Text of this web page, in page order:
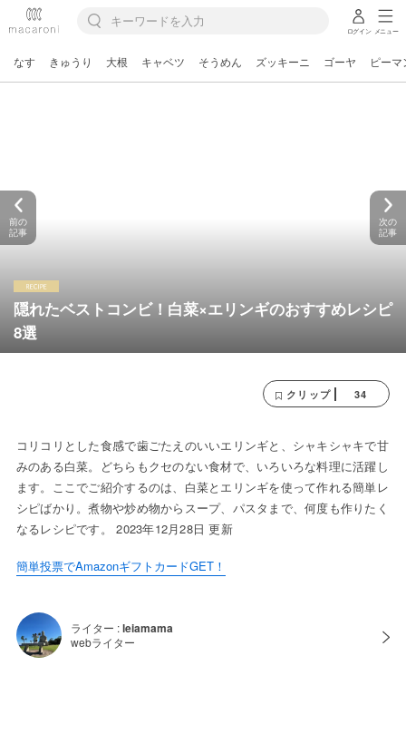
ログイン メニュー
なす きゅうり 大根 キャベツ そうめん ズッキーニ ゴーヤ ピーマ
隠れたベストコンビ！白菜×エリンギのおすすめレシピ
8選
前の
記事
次の
記事
クリップ 34
コリコリとした食感で歯ごたえのいいエリンギと、シャキシャキで甘
みのある白菜。どちらもクセのない食材で、いろいろな料理に活躍し
ます。ここでご紹介するのは、白菜とエリンギを使って作れる簡単レ
シピばかり。煮物や炒め物からスープ、パスタまで、何度も作りたく
なるレシピです。 2023年12月28日 更新
簡単投票でAmazonギフトカードGET！
ライター :leiamama
webライター